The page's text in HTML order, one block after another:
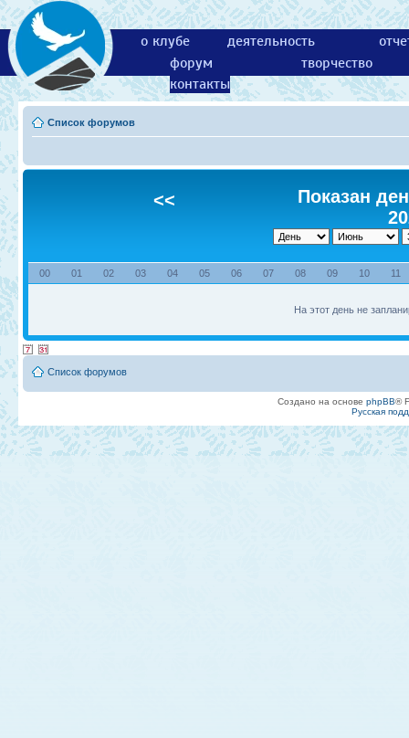
о клубе деятельность
форум
творчество
контакты
Список форумов
<<
Показан
00 01 02 03 04 05 06 07 08 09 10 11
На этот день не
Список форумов
Создано на основе phpBB®
Русская